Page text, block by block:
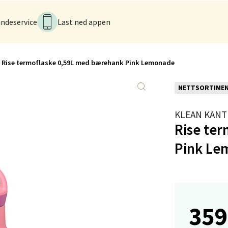
Last ned appen
Rise termoflaske 0,59L med bærehank Pink Lemonade
KLEAN
Rise
Pink
- Thon Senter Lagunen
- Markens
markensgate 25B, 4611 Kristiansand
09-18